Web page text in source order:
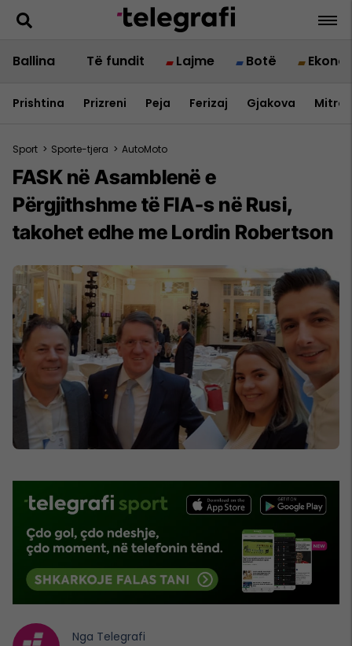
Ballina Të fundit Lajme Botë
Prishtina Prizreni Peja Ferizaj Gjakova
Sport > Sporte-tjera > AutoMoto
FASK në Asamblenë e
Përgjithshme të FIA-s në Rusi,
takohet edhe me Lordin Robertson
Nga Telegrafi